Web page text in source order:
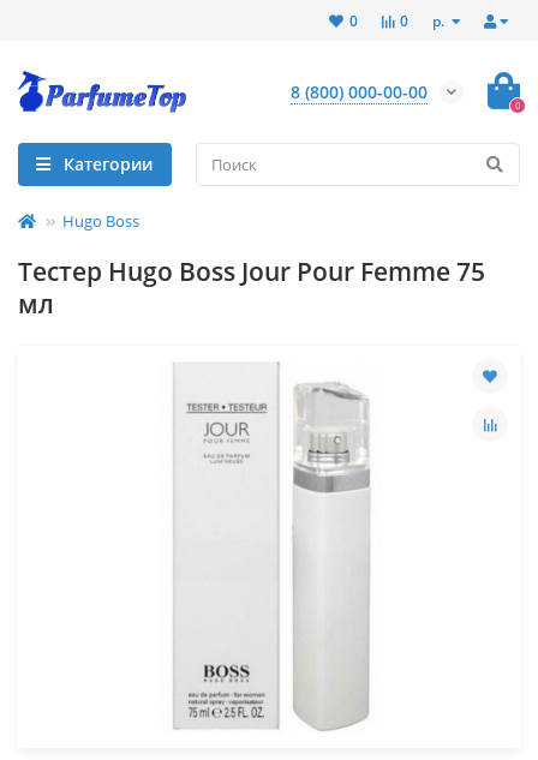
р.
0
0
8 (800) 000-00-00
0
Категории
Hugo Boss
Тестер Hugo Boss Jour Pour Femme 75
мл